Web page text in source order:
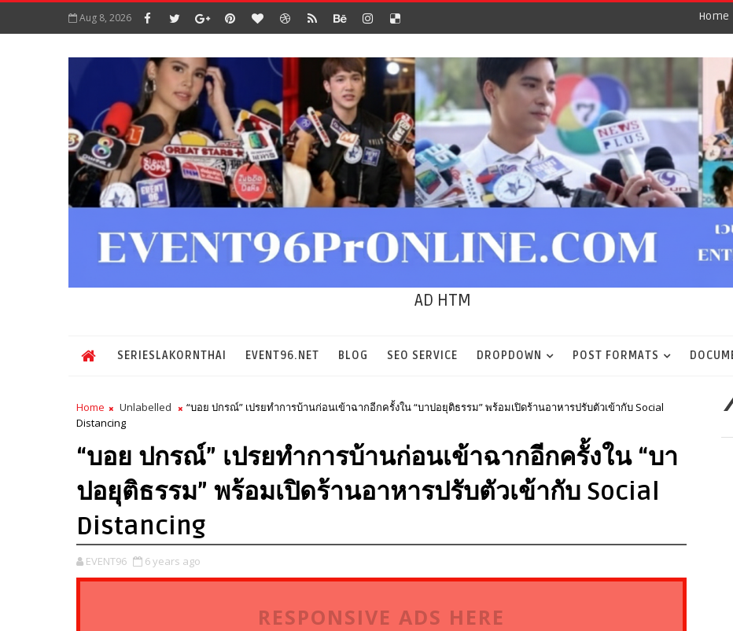
Aug 8, 2026 Home
AD HTM
SERIESLAKORNTHAI EVENT96.NET BLOG SEO SERVICE DROPDOWN POST FORMATS
Home Unlabelled
“บอย ปกรณ์” เปรยทำการบ้านก่อนเข้าฉากอีกครั้งใน “บาปอยุติธรรม” พร้อมเปิดร้านอาหารปรับตัวเข้ากับ Social
Distancing
“บอย ปกรณ์” เปรยทำการบ้านก่อนเข้าฉากอีกครั้งใน “บา
ปอยุติธรรม” พร้อมเปิดร้านอาหารปรับตัวเข้ากับ Social
Distancing
EVENT96 6 years ago
RESPONSIVE ADS HERE